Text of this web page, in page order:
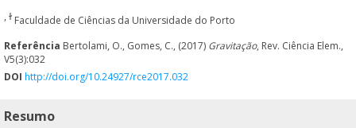
, ɫ Faculdade de Ciências da Universidade do Porto
Referência Bertolami, O., Gomes, C., (2017) Gravitação, Rev. Ciência Elem.,
V5(3):032
DOI http://doi.org/10.24927/rce2017.032
Resumo